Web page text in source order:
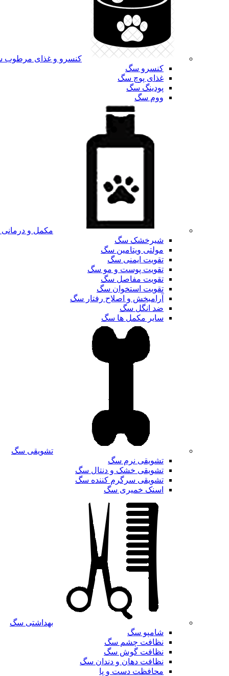
کنسرو و غذای
کنسرو سگ
غذای پوچ سگ
پودینگ سگ
ووم سگ
مکمل و
شیرخشک سگ
مولتی ویتامین سگ
تقویت ایمنی سگ
تقویت پوست و مو سگ
تقویت مفاصل سگ
تقویت استخوان سگ
آرامبخش و اصلاح رفتار سگ
ضد انگل سگ
سایر مکمل ها سگ
تشویقی سگ
تشویقی نرم سگ
تشویقی خشک و دنتال سگ
تشویقی سرگرم کننده سگ
اسنک خمیری سگ
بهداشتی سگ
شامپو سگ
نظافت چشم سگ
نظافت گوش سگ
نظافت دهان و دندان سگ
محافظت دست و پا